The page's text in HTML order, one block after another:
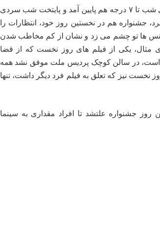
دمای هوا در تهران روز قبل در ساعات پایانی شب تا ۷ درجه هم پایین آمد و پایتخت شب سردی
هم در نخستین روز خود، انتظارات را
ها تو چشم می زد و نشان از کم مخاطب شدن
مثال، یکی از فیلم های روز نخست که از قضا
است، در سالن کوچک پردیس ملت موفق نشد همه
نخست نیز که تعلق به فیلم فرد دیگر داشت، تنها
جشنواره علتشد تا افراد مقداری به سینما